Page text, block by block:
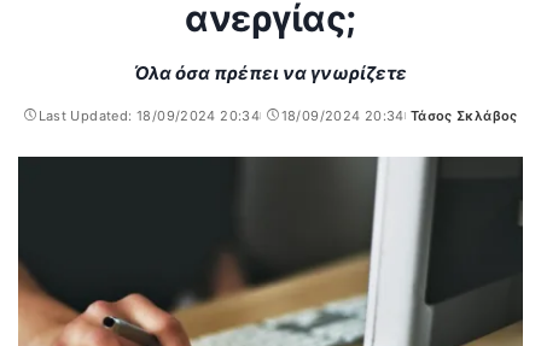
ανεργίας;
Όλα όσα πρέπει να γνωρίζετε
Last Updated: 18/09/2024 20:34 18/09/2024 20:34
Posted
Τάσος Σκλάβος